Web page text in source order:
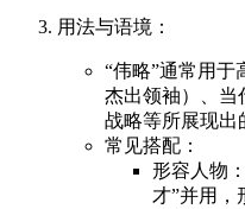
用法与语境：
“伟略”通常用于
杰出领袖）、当
战略等所展现出
常见搭配：
形容人物
才”并用，